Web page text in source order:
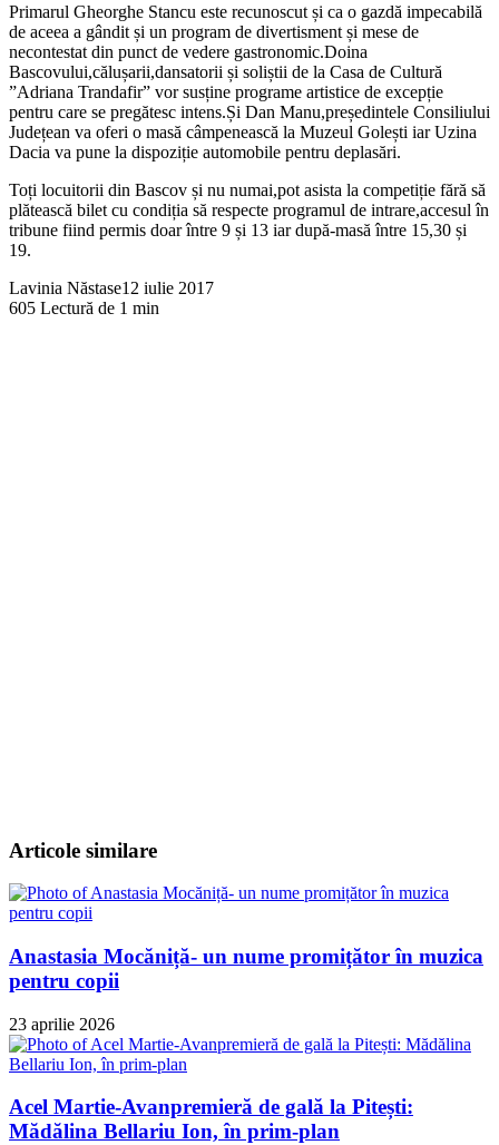
Primarul Gheorghe Stancu este recunoscut și ca o gazdă impecabilă
de aceea a gândit și un program de divertisment și mese de
necontestat din punct de vedere gastronomic.Doina
Bascovului,călușarii,dansatorii și soliștii de la Casa de Cultură
”Adriana Trandafir” vor susține programe artistice de excepție
pentru care se pregătesc intens.Și Dan Manu,președintele Consiliului
Județean va oferi o masă câmpenească la Muzeul Golești iar Uzina
Dacia va pune la dispoziție automobile pentru deplasări.
Toți locuitorii din Bascov și nu numai,pot asista la competiție fără să
plătească bilet cu condiția să respecte programul de intrare,accesul în
tribune fiind permis doar între 9 și 13 iar după-masă între 15,30 și
19.
Lavinia Năstase12 iulie 2017
605 Lectură de 1 min
Articole similare
Anastasia Mocăniță- un nume promițător în muzica
pentru copii
23 aprilie 2026
Acel Martie-Avanpremieră de gală la Pitești:
Mădălina Bellariu Ion, în prim-plan